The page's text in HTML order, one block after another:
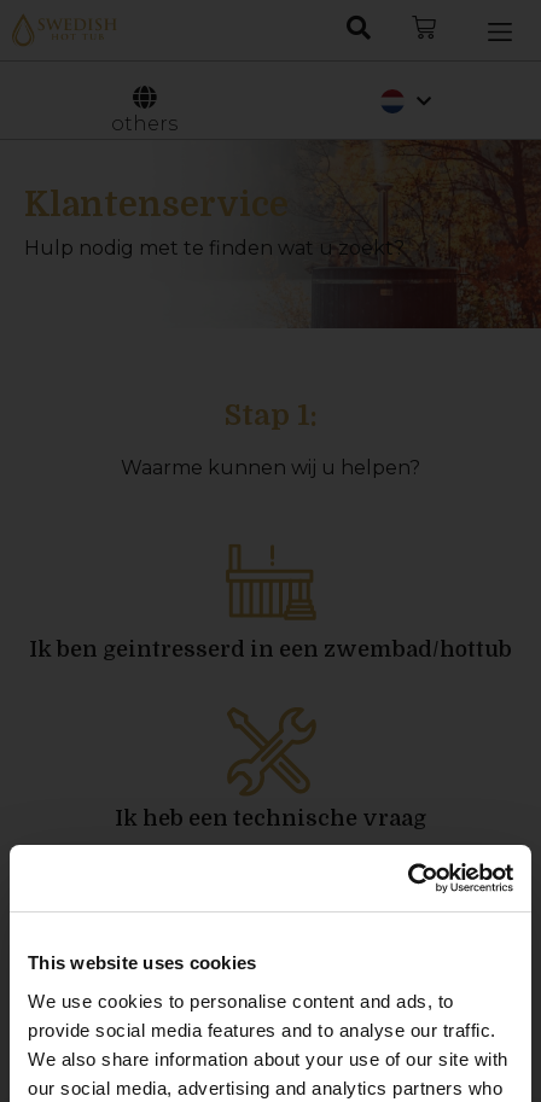
This website uses cookies
We use cookies to personalise content and ads, to
provide social media features and to analyse our traffic.
We also share information about your use of our site with
our social media, advertising and analytics partners who
others
Deutsch
Klantenservice
Hulp nodig met te finden wat u zoekt?
Stap 1:
Waarme kunnen wij u helpen?
Ik ben geintresserd in een zwembad/hottub
Ik heb een technische vraag
zwembad/hottub